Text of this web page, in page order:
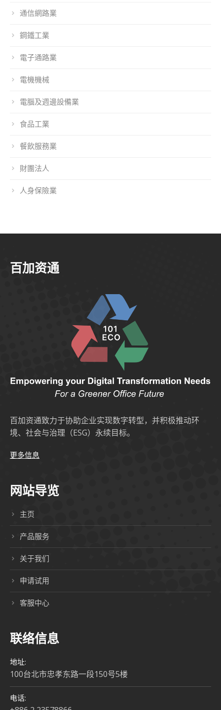
通信網路業
鋼鐵工業
電子通路業
電機機械
電腦及週邊設備業
食品工業
餐飲服務業
財團法人
人身保險業
百加资通
百加资通致力于协助企业实现数字转型，并积极推动环
境、社会与治理（ESG）永续目标。
更多信息
网站导览
主页
产品服务
关于我们
申请试用
客服中心
联络信息
地址:
100台北市忠孝东路一段150号5楼
电话: